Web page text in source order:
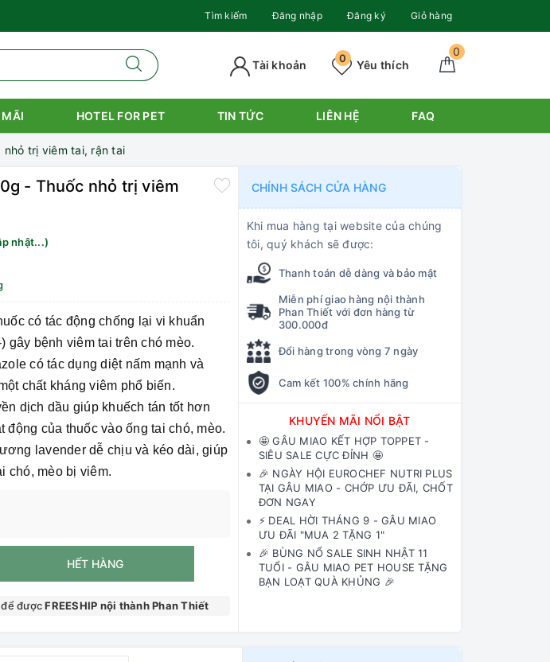
Tìm kiếm Đăng nhập Đăng ký Giỏ hàng
0
Yêu thích
0
Tài khoản
MÃI HOTEL FOR PET TIN TỨC LIÊN HỆ FAQ
trị viêm tai, rận tai
- Thuốc nhỏ trị viêm
nhật...)
có tác động chống lại vi khuẩn
gây bệnh viêm tai trên chó mèo.
có tác dụng diệt nấm mạnh và
chất kháng viêm phổ biến.
dịch dầu giúp khuếch tán tốt hơn
động của thuốc vào ống tai chó, mèo.
lavender dễ chịu và kéo dài, giúp
chó, mèo bị viêm.
HẾT HÀNG
để đượcFREESHIP nội thành Phan Thiết
CHÍNH SÁCH CỬA HÀNG
Khi mua hàng tại website của chúng
tôi, quý khách sẽ được:
Thanh toán dễ dàng và bảo mật
Miễn phí giao hàng nội thành
Phan Thiết với đơn hàng từ
300.000đ
Đổi hàng trong vòng 7 ngày
Cam kết 100% chính hãng
KHUYẾN MÃI NỔI BẬT
🤩 GÂU MIAO KẾT HỢP TOPPET -
SIÊU SALE CỰC ĐỈNH 🤩
🎉 NGÀY HỘI EUROCHEF NUTRI PLUS
TẠI GÂU MIAO - CHỚP ƯU ĐÃI, CHỐT
ĐƠN NGAY
⚡️ DEAL HỜI THÁNG 9 - GÂU MIAO
ƯU ĐÃI "MUA 2 TẶNG 1"
🎉 BÙNG NỔ SALE SINH NHẬT 11
TUỔI - GÂU MIAO PET HOUSE TẶNG
BẠN LOẠT QUÀ KHỦNG 🎉